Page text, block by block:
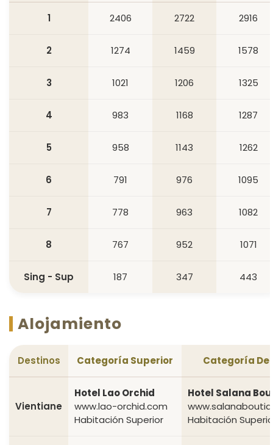
1 2406 2722 2916
2 1274 1459 1578
3 1021 1206 1325
4 983 1168 1287
5 958 1143 1262
6 791 976 1095
7 778 963 1082
8 767 952 1071
Sing - Sup 187 347 443
Alojamiento
Destinos Categoría Superior Categoría
Vientiane
Hotel Lao Orchid
www.lao-orchid.com
Habitación Superior
Hotel Salana
Habitación